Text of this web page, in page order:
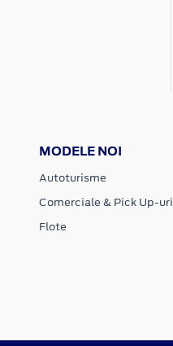
MODELE NOI
Autoturisme
Comerciale & Pick Up-uri
Flote